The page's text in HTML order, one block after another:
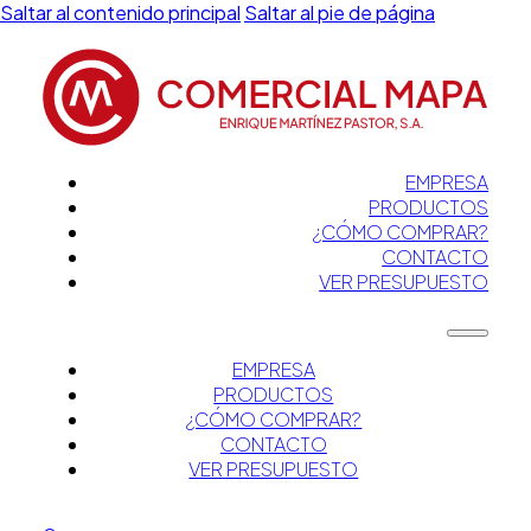
Saltar al contenido principal Saltar al pie de página
EMPRESA
PRODUCTOS
¿CÓMO COMPRAR?
CONTACTO
VER PRESUPUESTO
EMPRESA
PRODUCTOS
¿CÓMO COMPRAR?
CONTACTO
VER PRESUPUESTO